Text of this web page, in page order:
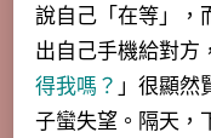
說自己「在等」
出自己手機給對方
得我嗎？ 」很顯然
子蠻失望。隔天，